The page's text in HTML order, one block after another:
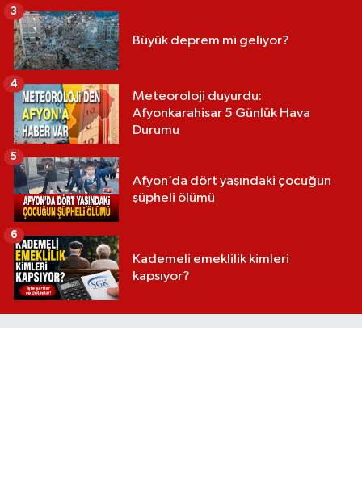
Büyük deprem mi geliyor?
3
Meteoroloji duyurdu:
Afyonkarahisar 5 Günlük Hava
Durumu
4
Afyon’da dört yaşındaki çocuğun
şüpheli ölümü
5
Kademeli emeklilik kimleri
kapsıyor?
6